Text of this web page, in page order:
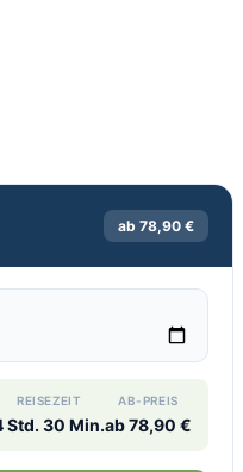
ab 78,90 €
REISEZEIT
Std. 30 Min.
AB-PREIS
ab 78,90 €